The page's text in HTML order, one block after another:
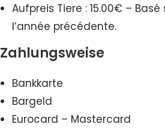
Aufpreis Tiere : 15.00€ –
l’année précédente.
Zahlungsweise
Bankkarte
Bargeld
Eurocard – Mastercard